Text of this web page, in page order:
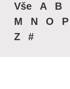
Vše A B
M
N O P
Z
#